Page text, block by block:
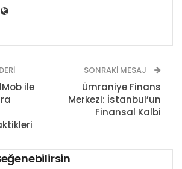
ile
SONRAKI MESAJ
Ümraniye Finans
Merkezi: İstanbul’un
Finansal Kalbi